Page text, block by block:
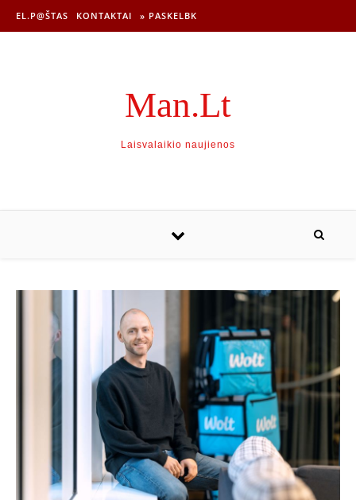
EL.P@ŠTAS KONTAKTAI » PASKELBK
Man.Lt
Laisvalaikio naujienos